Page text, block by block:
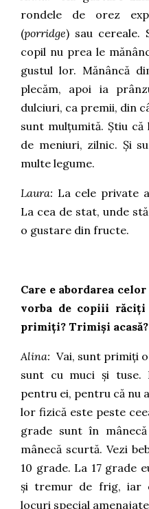
rondele de orez
(porridge) sau cereale.
copil nu prea le
gustul lor. Mănâncă
plecăm, apoi ia
dulciuri, ca premii, din
sunt mulțumită. Știu că
de meniuri, zilnic. Și
multe legume.
Laura: La cele private
La cea de stat, unde
o gustare din fructe.
Care e abordarea
vorba de copiii răciți
primiți? Trimiși acasă?
Alina: Vai, sunt primiți
sunt cu muci și tuse.
pentru ei, pentru că nu
lor fizică este peste
grade sunt în
mânecă scurtă. Vezi
10 grade. La 17 grade
și tremur de frig, iar
locuri special